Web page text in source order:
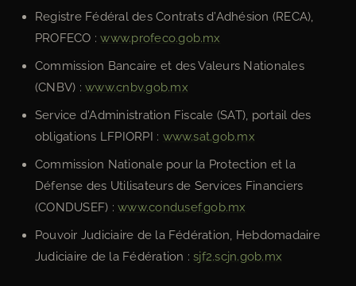
Registre Fédéral des Contrats d’Adhésion (RECA),
PROFECO :www.profeco.gob.mx
Commission Bancaire et des Valeurs Nationales
(CNBV) :www.cnbv.gob.mx
Service d’Administration Fiscale (SAT), portail des
obligations LFPIORPI : www.sat.gob.mx
Commission Nationale pour la Protection et la
Défense des Utilisateurs de Services Financiers
(CONDUSEF) :www.condusef.gob.mx
Pouvoir Judiciaire de la Fédération, Hebdomadaire
Judiciaire de la Fédération :sjf2.scjn.gob.mx